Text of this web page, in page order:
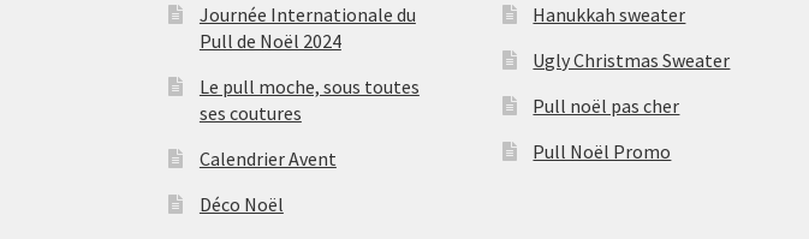
Journée Internationale du
Pull de Noël 2024
Le pull moche, sous toutes
ses coutures
Calendrier Avent
Déco Noël
Hanukkah sweater
Ugly Christmas Sweater
Pull noël pas cher
Pull Noël Promo